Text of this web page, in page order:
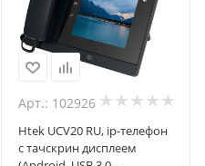
Арт.: 102926
Htek UCV20 RU, ip-телефон
с тачскрин дисплеем